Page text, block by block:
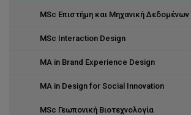
MSc Επιστήμη και Μηχανική Δεδομένων
MSc Interaction Design
MA in Brand Experience Design
MA in Design for Social Innovation
MSc Γεωπονική Βιοτεχνολογία